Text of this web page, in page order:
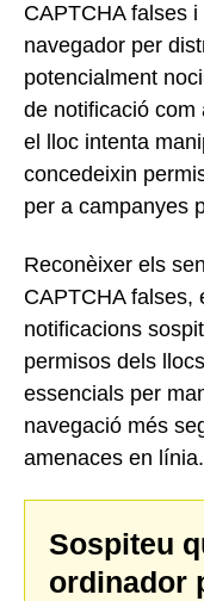
CAPTCHA falses
navegador per
potencialment
de notificació com
el lloc intenta
concedeixin
per a campanyes
Reconèixer els
CAPTCHA falses,
notificacions
permisos dels
essencials per
navegació més
amenaces en línia.
Sospiteu
ordinador